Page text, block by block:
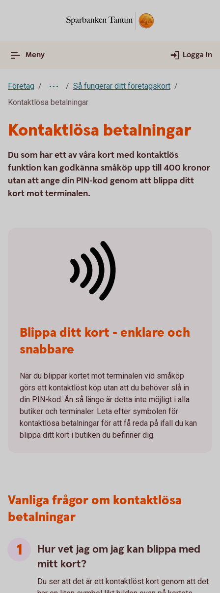
Meny Logga in
Företag
Så fungerar ditt företagskort
Kontaktlösa betalningar
Kontaktlösa betalningar
Du som har ett av våra kort med kontaktlös
funktion kan godkänna småköp upp till 400 kronor
utan att ange din PIN-kod genom att blippa ditt
kort mot terminalen.
Blippa ditt kort - enklare och
snabbare
När du blippar kortet mot terminalen vid småköp
görs ett kontaktlöst köp utan att du behöver slå in
din PIN-kod. Än så länge är detta inte möjligt i alla
butiker och terminaler. Leta efter symbolen för
kontaktlösa betalningar för att få reda på ifall du kan
blippa ditt kort i butiken du befinner dig.
Vanliga frågor om kontaktlösa
betalningar
Hur vet jag om jag kan blippa med
mitt kort?
Du ser att det är ett kontaktlöst kort genom att det